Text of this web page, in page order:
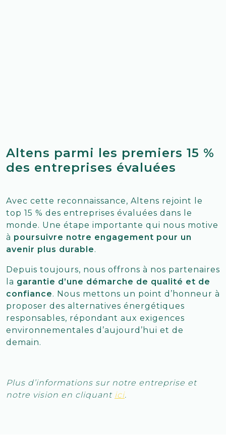
Altens parmi les premiers 15 %
des entreprises évaluées
Avec cette reconnaissance, Altens rejoint le
top 15 % des entreprises évaluées dans le
monde. Une étape importante qui nous motive
à poursuivre notre engagement pour un
avenir plus durable.
Depuis toujours, nous offrons à nos partenaires
la garantie d’une démarche de qualité et de
confiance. Nous mettons un point d’honneur à
proposer des alternatives énergétiques
responsables, répondant aux exigences
environnementales d’aujourd’hui et de
demain.
Plus d’informations sur notre entreprise et
notre vision en cliquant ici.